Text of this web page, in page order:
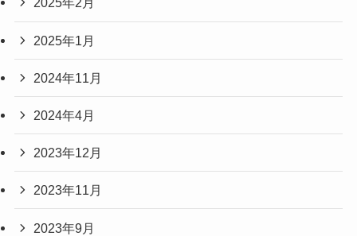
2025年1月
2024年11月
2024年4月
2023年12月
2023年11月
2023年9月